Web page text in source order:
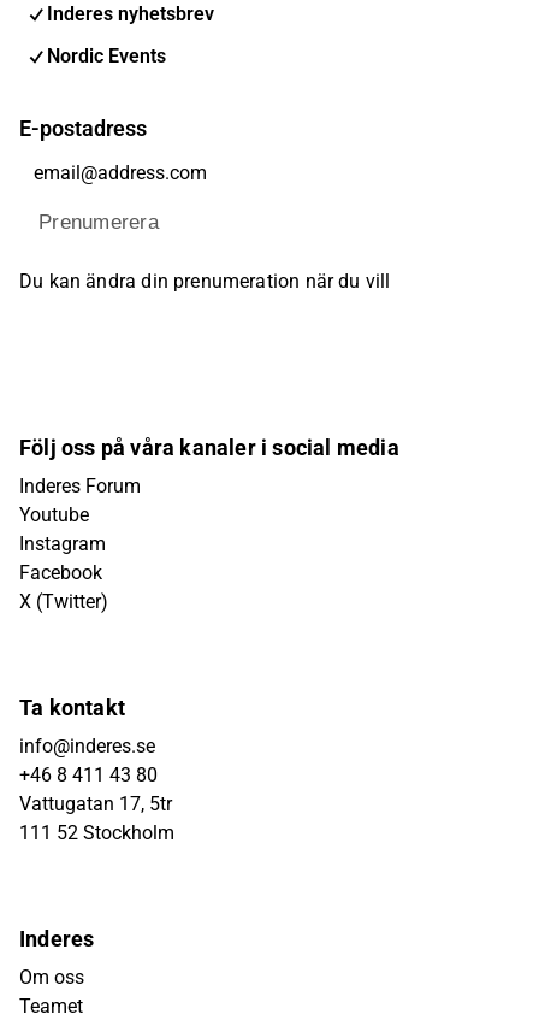
Inderes nyhetsbrev
Nordic Events
E-postadress
Prenumerera
Du kan ändra din prenumeration när du vill
Följ oss på våra kanaler i social media
Inderes Forum
Youtube
Instagram
Facebook
X (Twitter)
Ta kontakt
info@inderes.se
+46 8 411 43 80
Vattugatan 17, 5tr
111 52 Stockholm
Inderes
Om oss
Teamet